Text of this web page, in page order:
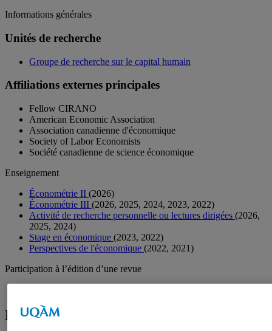
Informations générales
Unités de recherche
Groupe de recherche sur le capital humain
Affiliations externes principales
Fellow CIRANO
American Economic Association
Association canadienne d'économique
Society of Labor Economists
Société canadienne de science économique
Enseignement
Économétrie II (2026)
Économétrie III (2026, 2025, 2024, 2023, 2022)
Activité de recherche personnelle ou lectures dirigées (2026,
2025, 2024)
Stage en économique (2023, 2022)
Perspectives de l'économique (2022, 2021)
Participation à l’édition d’une revue
Directions de thèses et mémoires